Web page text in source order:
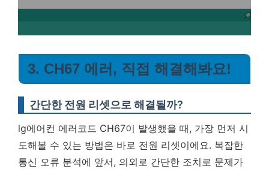
3. CH67 에러, 직접 해결해봐요!
간단한 전원 리셋으로 해결될까?
lg에어컨 에러코드 CH67이 발생했을 때, 가장 먼저 시
도해볼 수 있는 방법은 바로 전원 리셋이에요. 복잡한
통신 오류 분석에 앞서, 의외로 간단한 조치로 문제가